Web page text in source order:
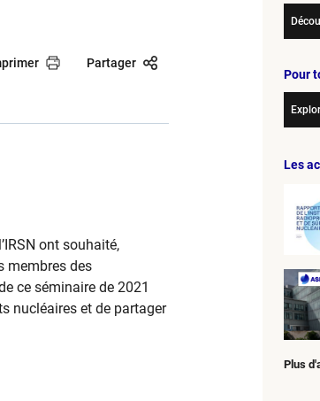
Partager
ont souhaité,
membres des
ce séminaire de 2021
nucléaires et de partager
Pour
Les
Plus